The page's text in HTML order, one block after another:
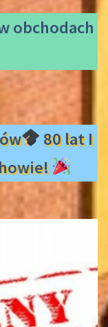
obchodach
80 lat I